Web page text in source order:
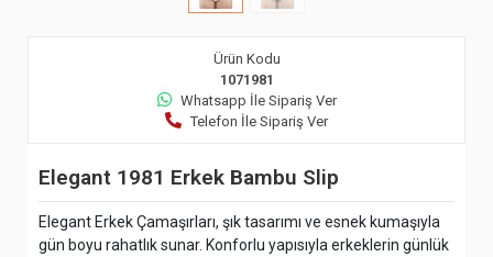
Ürün Kodu
1071981
Whatsapp İle Sipariş Ver
Telefon İle Sipariş Ver
Elegant 1981 Erkek Bambu Slip
Elegant Erkek Çamaşırları, şık tasarımı ve esnek kumaşıyla
gün boyu rahatlık sunar. Konforlu yapısıyla erkeklerin günlük